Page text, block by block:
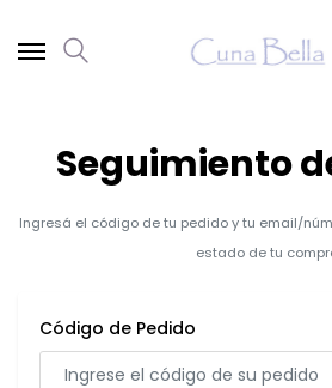
Seguimiento
Ingresá el código de tu pedido y tu email/
estado de tu
Código de Pedido